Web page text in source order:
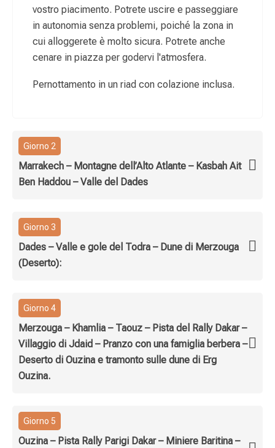
vostro piacimento. Potrete uscire e passeggiare
in autonomia senza problemi, poiché la zona in
cui alloggerete è molto sicura. Potrete anche
cenare in piazza per godervi l'atmosfera.
Pernottamento in un riad con colazione inclusa.
Giorno 2
Marrakech – Montagne dell’Alto Atlante – Kasbah Ait
Ben Haddou – Valle del Dades
Giorno 3
Dades – Valle e gole del Todra – Dune di Merzouga
(Deserto):
Giorno 4
Merzouga – Khamlia – Taouz – Pista del Rally Dakar –
Villaggio di Jdaid – Pranzo con una famiglia berbera –
Deserto di Ouzina e tramonto sulle dune di Erg
Ouzina.
Giorno 5
Ouzina – Pista Rally Parigi Dakar – Miniere Baritina –